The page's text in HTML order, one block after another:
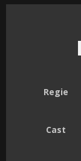
Regie
Cast